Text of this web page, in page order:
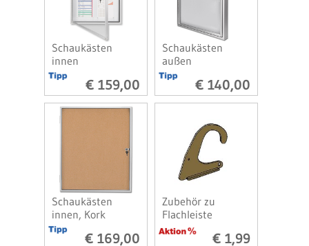
Schaukästen
innen
€ 159,00
Schaukästen
außen
€ 140,00
Schaukästen
innen, Kork
€ 169,00
Zubehör zu
Flachleiste
€ 1,99